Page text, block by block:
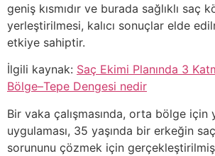
geniş kısmıdır ve burada sağlıklı saç
yerleştirilmesi, kalıcı sonuçlar elde
etkiye sahiptir.
İlgili kaynak: Saç Ekimi Planında 3
Bölge–Tepe Dengesi nedir
Bir vaka çalışmasında, orta bölge için
uygulaması, 35 yaşında bir erkeğin
sorununu çözmek için